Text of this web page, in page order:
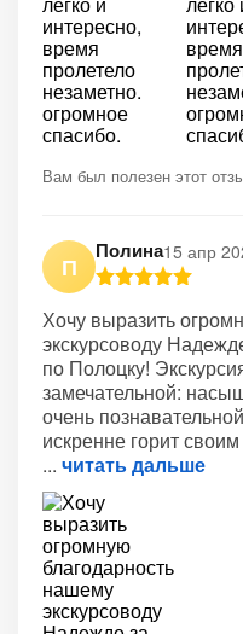
Вам был полезен этот
П
Полина15 апр
Хочу выразить
экскурсоводу
по Полоцку!
замечательной:
очень
искренне горит
читать дальше